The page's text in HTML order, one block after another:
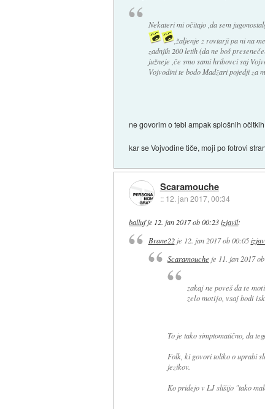
Nekateri mi očitajo ,da sem
,žaljenje z rovtarji pa ni na
zadnjih 200 letih (da ne boš
južneje ,če smo sami hribovci saj
Vojvodini te bodo Madžari pojedji za
ne govorim o tebi ampak splošnih
kar se Vojvodine tiče, moji po fotrovi
Scaramouche
:: 12. jan 2017, 00:34
ballufje 12. jan 2017 ob 00:23 izjavil:
Brane22je 12. jan 2017 ob 00:05
Scaramouche je 11. jan 2017
zakaj ne poveš da te
zelo motijo, vsaj bodi
To je tako simptomatično, da
Folk, ki govori toliko o uprabi
jezikov.
Ko pridejo v LJ slišijo "tako